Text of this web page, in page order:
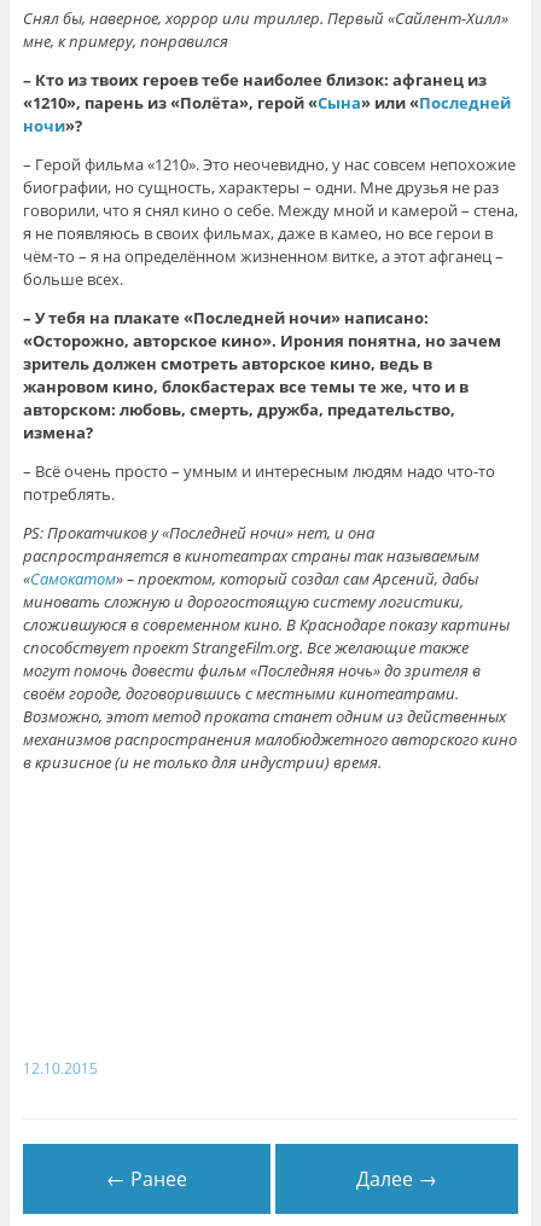
Снял бы, наверное, хоррор или триллер. Первый «Сайлент-Хилл»
мне, к примеру, понравился
– Кто из твоих героев тебе наиболее близок: афганец из
«1210», парень из «Полёта», герой «Сына» или «Последней
ночи»?
– Герой фильма «1210». Это неочевидно, у нас совсем непохожие
биографии, но сущность, характеры – одни. Мне друзья не раз
говорили, что я снял кино о себе. Между мной и камерой – стена,
я не появляюсь в своих фильмах, даже в камео, но все герои в
чём-то – я на определённом жизненном витке, а этот афганец –
больше всех.
– У тебя на плакате «Последней ночи» написано:
«Осторожно, авторское кино». Ирония понятна, но зачем
зритель должен смотреть авторское кино, ведь в
жанровом кино, блокбастерах все темы те же, что и в
авторском: любовь, смерть, дружба, предательство,
измена?
– Всё очень просто – умным и интересным людям надо что-то
потреблять.
PS: Прокатчиков у «Последней ночи» нет, и она
распространяется в кинотеатрах страны так называемым
«Самокатом» – проектом, который создал сам Арсений, дабы
миновать сложную и дорогостоящую систему логистики,
сложившуюся в современном кино. В Краснодаре показу картины
способствует проект StrangeFilm.org. Все желающие также
могут помочь довести фильм «Последняя ночь» до зрителя в
своём городе, договорившись с местными кинотеатрами.
Возможно, этот метод проката станет одним из действенных
механизмов распространения малобюджетного авторского кино
в кризисное (и не только для индустрии) время.
12.10.2015
← Ранее Далее →